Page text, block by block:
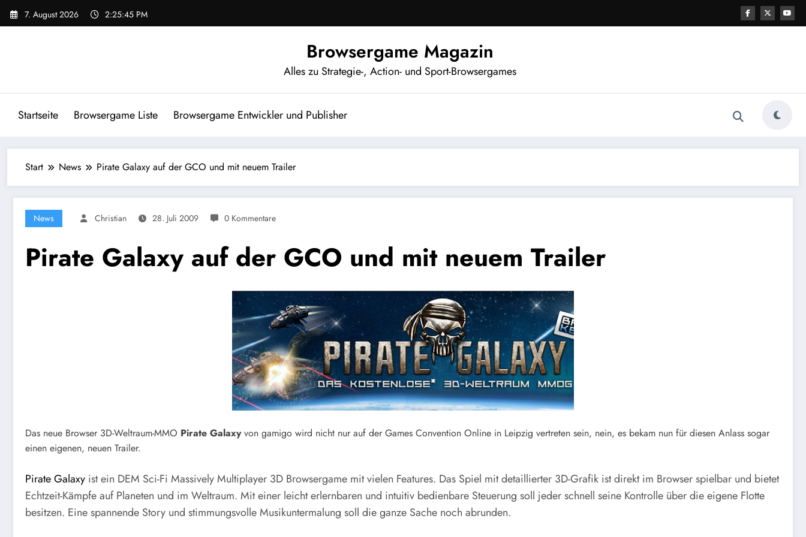
Zum
Inhalt
7. August 2026 2:25:46 PM
Browsergame Magazin
Alles zu Strategie-, Action- und Sport-Browsergames
Startseite Browsergame Liste Browsergame Entwickler und Publisher
Start News Pirate Galaxy auf der GCO und mit neuem Trailer
News Christian 28. Juli 2009 0 Kommentare
Pirate Galaxy auf der GCO und mit neuem Trailer
Das neue Browser 3D-Weltraum-MMO Pirate Galaxyvon gamigo wird nicht nur auf der Games Convention Online in Leipzig vertreten sein, nein, es bekam nun für diesen Anlass sogar
einen eigenen, neuen Trailer.
Pirate Galaxy ist ein DEM Sci-Fi Massively Multiplayer 3D Browsergame mit vielen Features. Das Spiel mit detaillierter 3D-Grafik ist direkt im Browser spielbar und bietet
Echtzeit-Kämpfe auf Planeten und im Weltraum. Mit einer leicht erlernbaren und intuitiv bedienbare Steuerung soll jeder schnell seine Kontrolle über die eigene Flotte
besitzen. Eine spannende Story und stimmungsvolle Musikuntermalung soll die ganze Sache noch abrunden.